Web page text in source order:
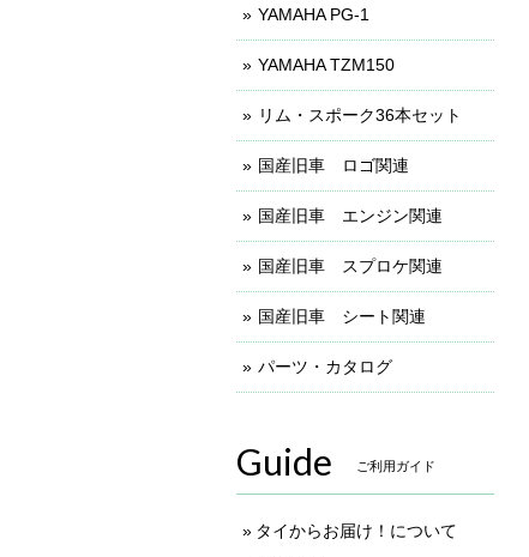
YAMAHA PG-1
YAMAHA TZM150
リム・スポーク36本セット
国産旧車 ロゴ関連
国産旧車 エンジン関連
国産旧車 スプロケ関連
国産旧車 シート関連
パーツ・カタログ
Guide ご利用ガイド
タイからお届け！について